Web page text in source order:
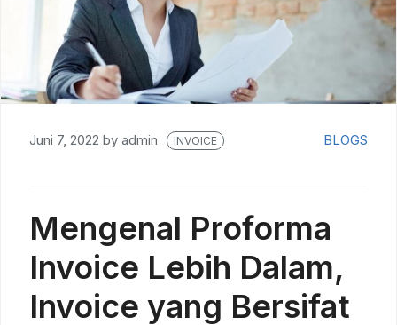
Juni 7, 2022 by admin INVOICE BLOGS
Mengenal Proforma
Invoice Lebih Dalam,
Invoice yang Bersifat